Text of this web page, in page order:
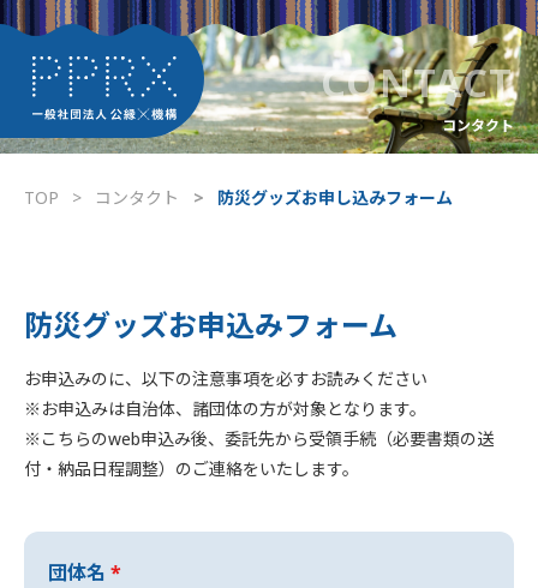
CONTACT
コンタクト
TOP コンタクト 防災グッズお申し込みフォーム
防災グッズお申込みフォーム
お申込みのに、以下の注意事項を必すお読みください
※お申込みは自治体、諸団体の方が対象となります。
※こちらのweb申込み後、委託先から受領手続（必要書類の送
付・納品日程調整）のご連絡をいたします。
団体名 *